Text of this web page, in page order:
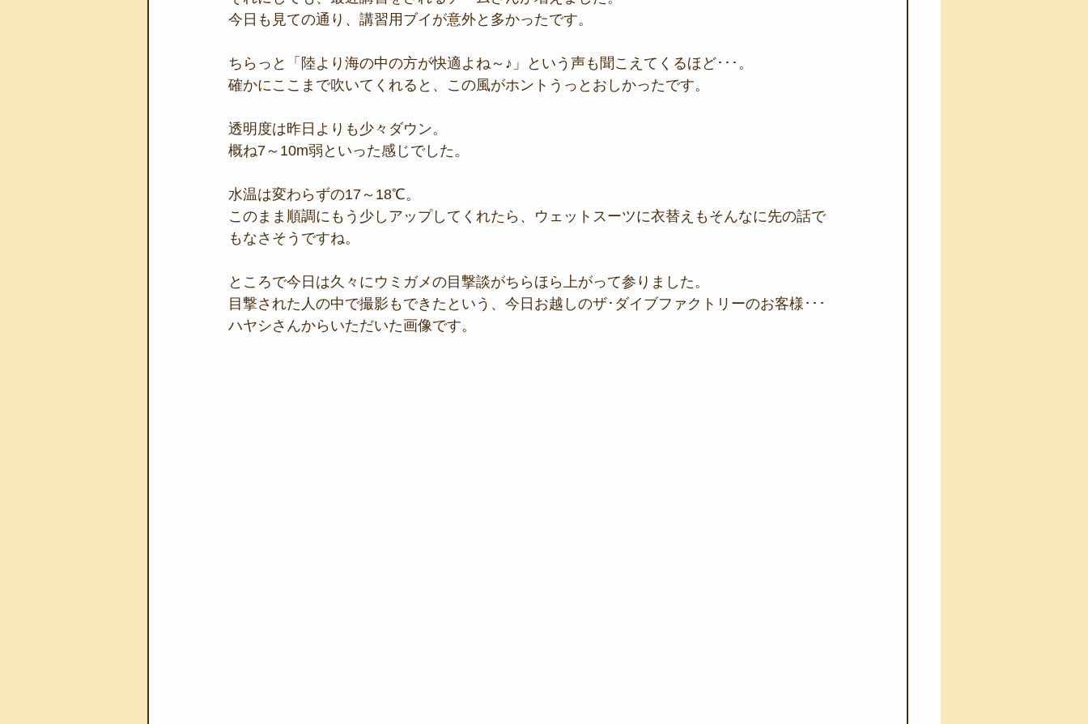
今日も見ての通り、講習用ブイが意外と多かったです。
ちらっと「陸より海の中の方が快適よね～♪」という声も聞こえてくるほど･･･。
確かにここまで吹いてくれると、この風がホントうっとおしかったです。
透明度は昨日よりも少々ダウン。
概ね7～10m弱といった感じでした。
水温は変わらずの17～18℃。
このまま順調にもう少しアップしてくれたら、ウェットスーツに衣替えもそんなに先の話で
もなさそうですね。
ところで今日は久々にウミガメの目撃談がちらほら上がって参りました。
目撃された人の中で撮影もできたという、今日お越しのザ･ダイブファクトリーのお客様･･･
ハヤシさんからいただいた画像です。